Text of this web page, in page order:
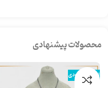
محصولات پیشنهادی
اتمام موجودی